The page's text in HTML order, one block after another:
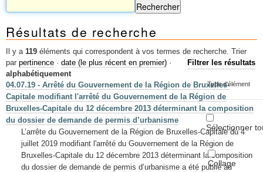
Permis d'urbanisme
Cartographie
Etudes et publications
Mots-clés
Renseignements urbanistiques
Résultats de recherche
Il y a 119 éléments qui correspondent à vos termes de recherche.
Filtrer les résultats
Type d'élément
Sélectionner
Collage
Trier
par pertinence · date (le plus récent en premier) ·
alphabétiquement
04.07.19 - Arrêté du Gouvernement de la Région de Bruxelles-
Capitale modifiant l'arrêté du Gouvernement de la Région de
Bruxelles-Capitale du 12 décembre 2013 déterminant la composition
du dossier de demande de permis d’urbanisme
L’arrête du Gouvernement de la Région de Bruxelles-Capitale du 4
juillet 2019 modifiant l'arrêté du Gouvernement de la Région de
Bruxelles-Capitale du 12 décembre 2013 déterminant la composition
du dossier de demande de permis d’urbanisme a été publié au